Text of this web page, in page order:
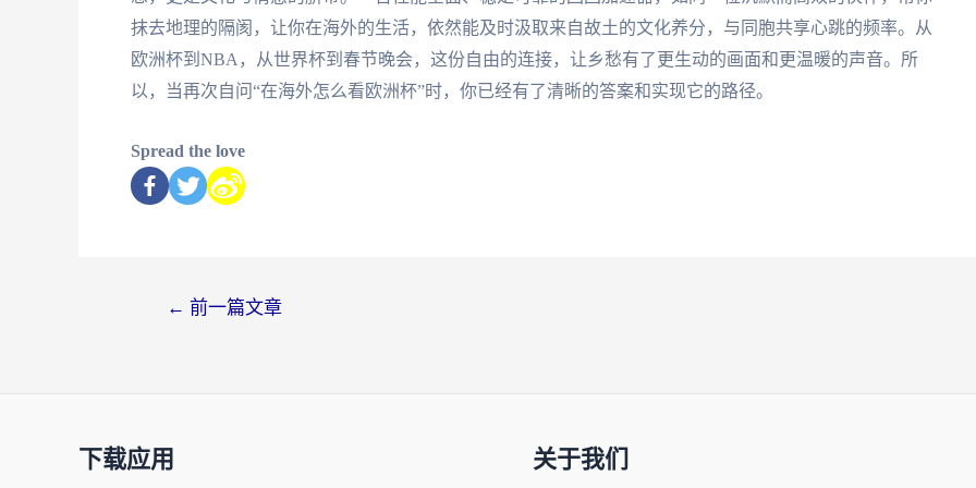
抹去地理的隔阂，让你在海外的生活，依然能及时汲取来自故土的文化养分，与同胞共享心跳的频率。从
欧洲杯到NBA，从世界杯到春节晚会，这份自由的连接，让乡愁有了更生动的画面和更温暖的声音。所
以，当再次自问“在海外怎么看欧洲杯”时，你已经有了清晰的答案和实现它的路径。
Spread the love
← 前一篇文章
下载应用 关于我们